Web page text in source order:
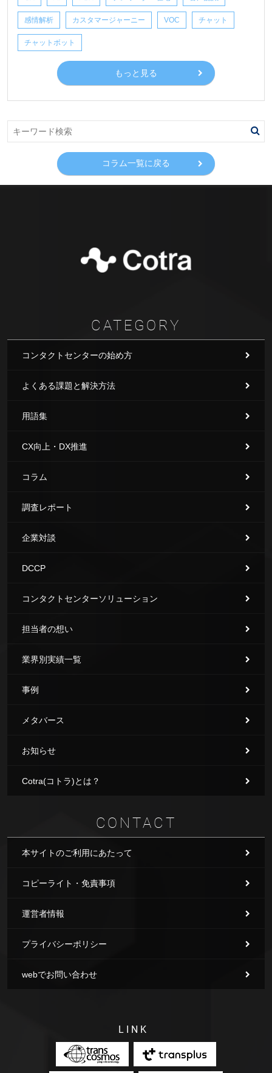
感情解析 カスタマージャーニー VOC チャット
チャットボット
もっと見る
コラム一覧に戻る
CATEGORY
コンタクトセンターの始め方
よくある課題と解決方法
用語集
CX向上・DX推進
コラム
調査レポート
企業対談
DCCP
コンタクトセンターソリューション
担当者の想い
業界別実績一覧
事例
メタバース
お知らせ
Cotra(コトラ)とは？
CONTACT
本サイトのご利用にあたって
コピーライト・免責事項
運営者情報
プライバシーポリシー
webでお問い合わせ
LINK